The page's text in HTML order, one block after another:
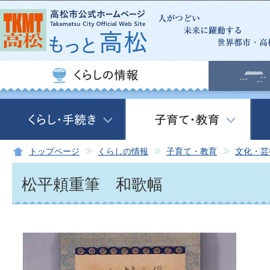
このページの本文へ移動
トップページ くらしの情報 子育て・教育 文化・
松平頼重筆 和歌幅